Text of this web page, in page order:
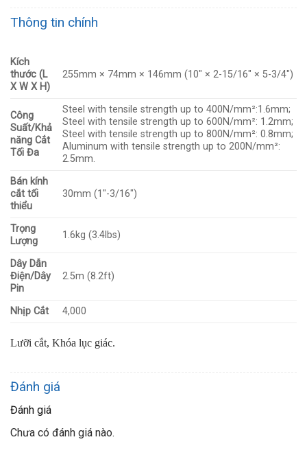
Thông tin chính
Kích
thước (L
X W X H)
255mm × 74mm × 146mm (10″ × 2-15/16″ × 5-3/4″)
Công
Suất/Khả
năng Cắt
Tối Đa
Steel with tensile strength up to 400N/mm²:1.6mm;
Steel with tensile strength up to 600N/mm²: 1.2mm;
Steel with tensile strength up to 800N/mm²: 0.8mm;
Aluminum with tensile strength up to 200N/mm²:
2.5mm.
Bán kính
cắt tối
thiểu
30mm (1″-3/16″)
Trọng
Lượng
1.6kg (3.4lbs)
Dây Dẫn
Điện/Dây
Pin
2.5m (8.2ft)
Nhịp Cắt 4,000
Lưỡi cắt, Khóa lục giác.
Đánh giá
Đánh giá
Chưa có đánh giá nào.